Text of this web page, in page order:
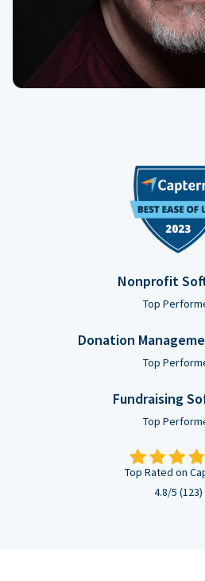
Nonprofit
Top
Donation
Top
Fundraising
Top
Top Rated on
4.8/5 (123)